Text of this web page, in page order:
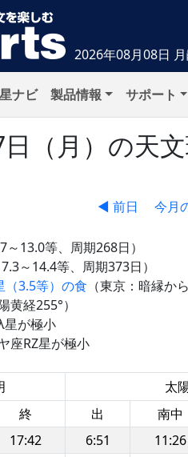
2026年08月08日
星ナビ 製品情報 サポート
（月）の天
◀ 前日 今月
13.0等、周期268日）
～14.4等、周期373日）
（3.5等）の食 （東京：暗縁か
経255°）
星が極小
座RZ星が極小
太
終 出 南中
17:42 6:51 11:26